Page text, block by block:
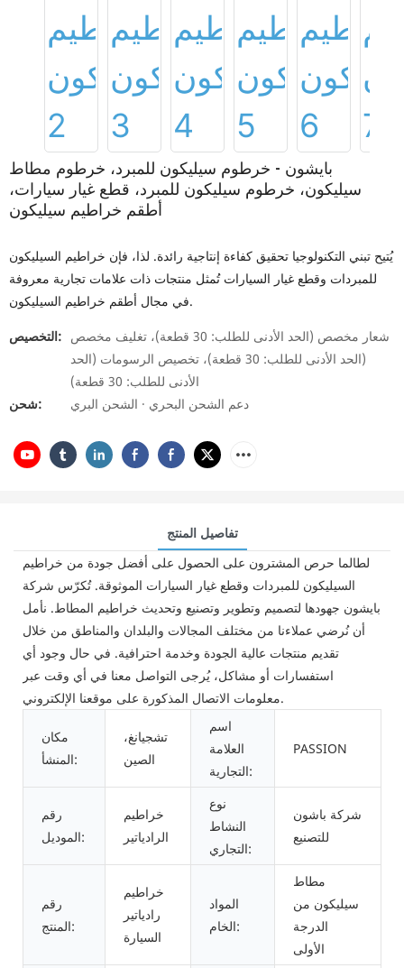
بايشون - خرطوم سيليكون للمبرد، خرطوم مطاط
سيليكون، خرطوم سيليكون للمبرد، قطع غيار سيارات،
أطقم خراطيم سيليكون
يُتيح تبني التكنولوجيا تحقيق كفاءة إنتاجية رائدة. لذا، فإن خراطيم السيليكون
للمبردات وقطع غيار السيارات تُمثل منتجات ذات علامات تجارية معروفة
في مجال أطقم خراطيم السيليكون.
التخصيص: شعار مخصص (الحد الأدنى للطلب: 30 قطعة)، تغليف مخصص
(الحد الأدنى للطلب: 30 قطعة)، تخصيص الرسومات (الحد
الأدنى للطلب: 30 قطعة)
شحن:
دعم الشحن البحري · الشحن البري
تفاصيل المنتج
لطالما حرص المشترون على الحصول على أفضل جودة من خراطيم
السيليكون للمبردات وقطع غيار السيارات الموثوقة. تُكرّس شركة
بايشون جهودها لتصميم وتطوير وتصنيع وتحديث خراطيم المطاط. نأمل
أن نُرضي عملاءنا من مختلف المجالات والبلدان والمناطق من خلال
تقديم منتجات عالية الجودة وخدمة احترافية. في حال وجود أي
استفسارات أو مشاكل، يُرجى التواصل معنا في أي وقت عبر
معلومات الاتصال المذكورة على موقعنا الإلكتروني.
مكان
المنشأ:
تشجيانغ،
الصين
اسم
العلامة
التجارية:
PASSION
رقم
الموديل:
خراطيم
الرادياتير
نوع
النشاط
التجاري:
شركة باشون
للتصنيع
رقم
المنتج:
خراطيم
رادياتير
السيارة
المواد
الخام:
مطاط
سيليكون من
الدرجة
الأولى